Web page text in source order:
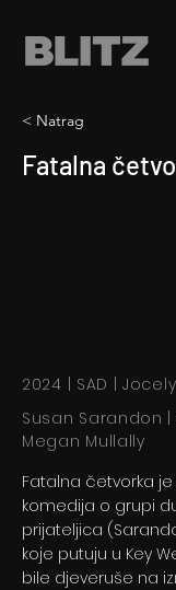
< Natrag
Fatalna
2024 | SAD |
Susan Sarandon |
Megan Mullally
Fatalna četvorka
komedija o grupi
prijateljica
koje putuju u Key
bile djeveruše na